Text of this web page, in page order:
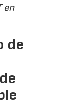
en
de